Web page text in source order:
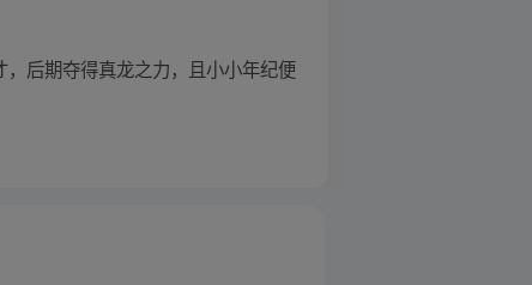
后期夺得真龙之力，且小小年纪便